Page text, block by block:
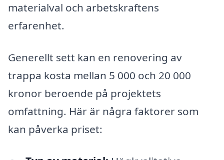
materialval och arbetskraftens
erfarenhet.
Generellt sett kan en renovering av
trappa kosta mellan 5 000 och 20 000
kronor beroende på projektets
omfattning. Här är några faktorer som
kan påverka priset: